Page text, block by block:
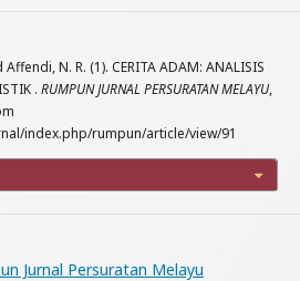
N. R. (1). CERITA ADAM: ANALISIS
. RUMPUN JURNAL PERSURATAN MELAYU,
index.php/rumpun/article/view/91
Jurnal Persuratan Melayu